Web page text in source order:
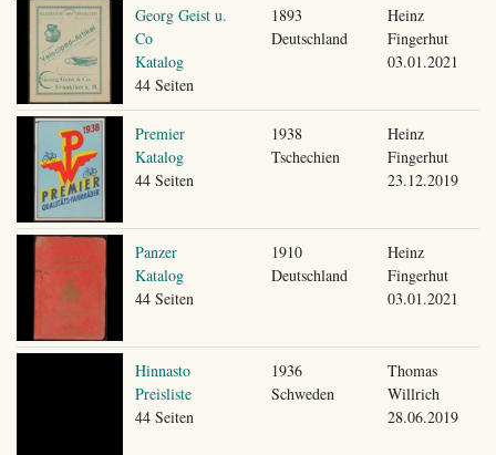
Georg Geist u.
Co
Katalog
44 Seiten
1893
Deutschland
Heinz
Fingerhut
03.01.2021
Premier
Katalog
44 Seiten
1938
Tschechien
Heinz
Fingerhut
23.12.2019
Panzer
Katalog
44 Seiten
1910
Deutschland
Heinz
Fingerhut
03.01.2021
Hinnasto
Preisliste
44 Seiten
1936
Schweden
Thomas
Willrich
28.06.2019